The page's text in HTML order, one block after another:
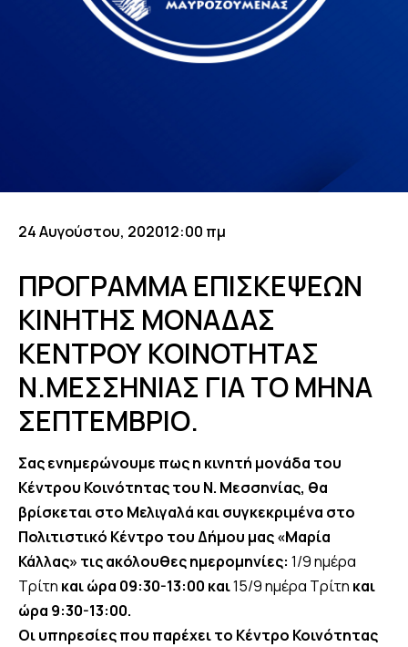
24 Αυγούστου, 202012:00 πμ
ΠΡΟΓΡΑΜΜΑ ΕΠΙΣΚΕΨΕΩΝ
ΚΙΝΗΤΗΣ ΜΟΝΑΔΑΣ
ΚΕΝΤΡΟΥ ΚΟΙΝΟΤΗΤΑΣ
Ν.ΜΕΣΣΗΝΙΑΣ ΓΙΑ ΤΟ ΜΗΝΑ
ΣΕΠΤΕΜΒΡΙΟ.
Σας ενημερώνουμε πως η κινητή μονάδα του
Κέντρου Κοινότητας του Ν. Μεσσηνίας, θα
βρίσκεται στο Μελιγαλά και συγκεκριμένα στο
Πολιτιστικό Κέντρο του Δήμου μας «Μαρία
Κάλλας» τις ακόλουθες ημερομηνίες: 1/9 ημέρα
Τρίτη και ώρα 09:30-13:00 και15/9 ημέρα Τρίτη και
ώρα 9:30-13:00.
Οι υπηρεσίες που παρέχει το Κέντρο Κοινότητας